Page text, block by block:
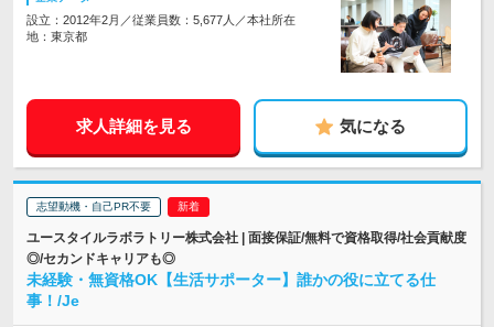
設立：2012年2月／従業員数：5,677人／本社所在
地：東京都
求人詳細を見る 気になる
志望動機・自己PR不要
ユースタイルラボラトリー株式会社 | 面接保証/無料で資格取得/社会貢献度
◎/セカンドキャリアも◎
未経験・無資格OK【生活サポーター】誰かの役に立てる仕
事！/Je